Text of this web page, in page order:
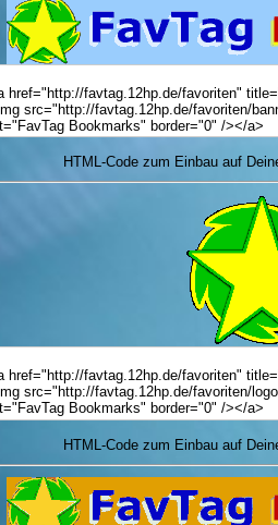
HTML-Code zum Einbau auf
HTML-Code zum Einbau auf